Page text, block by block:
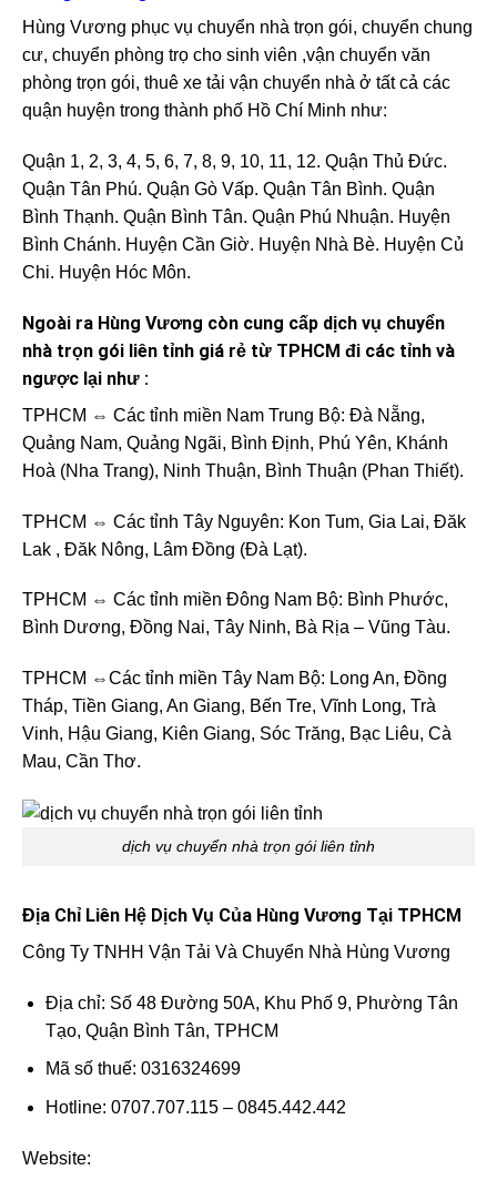
Hùng Vương phục vụ chuyển nhà trọn gói, chuyển chung
cư, chuyển phòng trọ cho sinh viên ,vận chuyển văn
phòng trọn gói, thuê xe tải vận chuyển nhà ở tất cả các
quận huyện trong thành phố Hồ Chí Minh như:
Quận 1, 2, 3, 4, 5, 6, 7, 8, 9, 10, 11, 12. Quận Thủ Đức.
Quận Tân Phú. Quận Gò Vấp. Quận Tân Bình. Quận
Bình Thạnh. Quận Bình Tân. Quận Phú Nhuận. Huyện
Bình Chánh. Huyện Cần Giờ. Huyện Nhà Bè. Huyện Củ
Chi. Huyện Hóc Môn.
Ngoài ra Hùng Vương còn cung cấp dịch vụ chuyển
nhà trọn gói liên tỉnh giá rẻ từ TPHCM đi các tỉnh và
ngược lại như :
TPHCM ⇔ Các tỉnh miền Nam Trung Bộ: Đà Nẵng,
Quảng Nam, Quảng Ngãi, Bình Định, Phú Yên, Khánh
Hoà (Nha Trang), Ninh Thuận, Bình Thuận (Phan Thiết).
TPHCM ⇔ Các tỉnh Tây Nguyên: Kon Tum, Gia Lai, Đăk
Lak , Đăk Nông, Lâm Đồng (Đà Lạt).
TPHCM ⇔ Các tỉnh miền Đông Nam Bộ: Bình Phước,
Bình Dương, Đồng Nai, Tây Ninh, Bà Rịa – Vũng Tàu.
TPHCM ⇔Các tỉnh miền Tây Nam Bộ: Long An, Đồng
Tháp, Tiền Giang, An Giang, Bến Tre, Vĩnh Long, Trà
Vinh, Hậu Giang, Kiên Giang, Sóc Trăng, Bạc Liêu, Cà
Mau, Cần Thơ.
dịch vụ chuyển nhà trọn gói liên tỉnh
Địa Chỉ Liên Hệ Dịch Vụ Của Hùng Vương Tại TPHCM
Công Ty TNHH Vận Tải Và Chuyển Nhà Hùng Vương
Địa chỉ: Số 48 Đường 50A, Khu Phố 9, Phường Tân
Tạo, Quận Bình Tân, TPHCM
Mã số thuế: 0316324699
Hotline: 0707.707.115 – 0845.442.442
Website: